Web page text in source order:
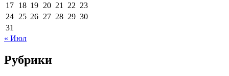
17 18 19 20 21 22 23
24 25 26 27 28 29 30
31
« Июл
Рубрики